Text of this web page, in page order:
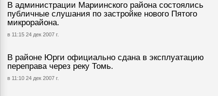
В администрации Мариинского района состоялись
публичные слушания по застройке нового Пятого
микрорайона.
в 11:15 24 дек 2007 г.
В районе Юрги официально сдана в эксплуатацию
переправа через реку Томь.
в 11:10 24 дек 2007 г.